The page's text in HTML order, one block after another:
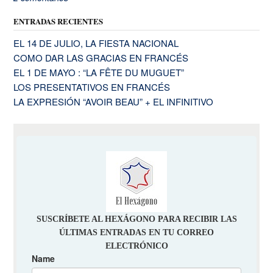
ENTRADAS RECIENTES
EL 14 DE JULIO, LA FIESTA NACIONAL
COMO DAR LAS GRACIAS EN FRANCÉS
EL 1 DE MAYO : “LA FÊTE DU MUGUET”
LOS PRESENTATIVOS EN FRANCÉS
LA EXPRESIÓN “AVOIR BEAU” + EL INFINITIVO